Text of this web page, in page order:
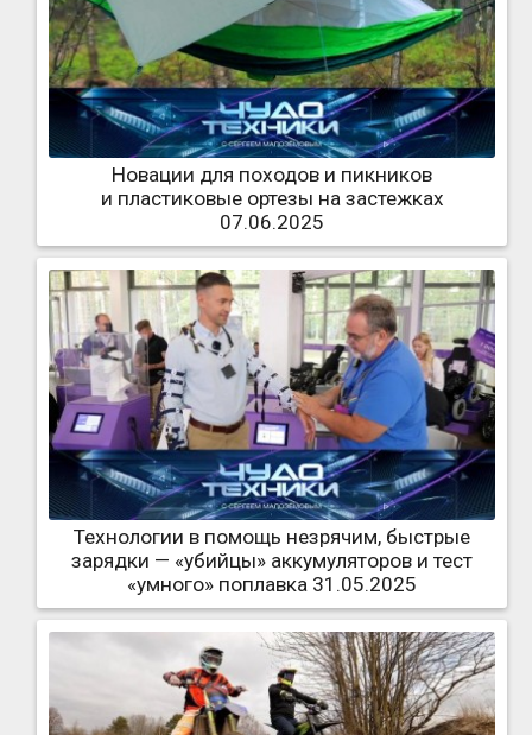
Новации для походов и пикников
и пластиковые ортезы на застежках
07.06.2025
Технологии в помощь незрячим, быстрые
зарядки — «убийцы» аккумуляторов и тест
«умного» поплавка 31.05.2025